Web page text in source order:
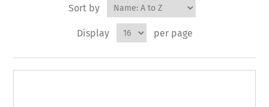
Sort by
Display per page